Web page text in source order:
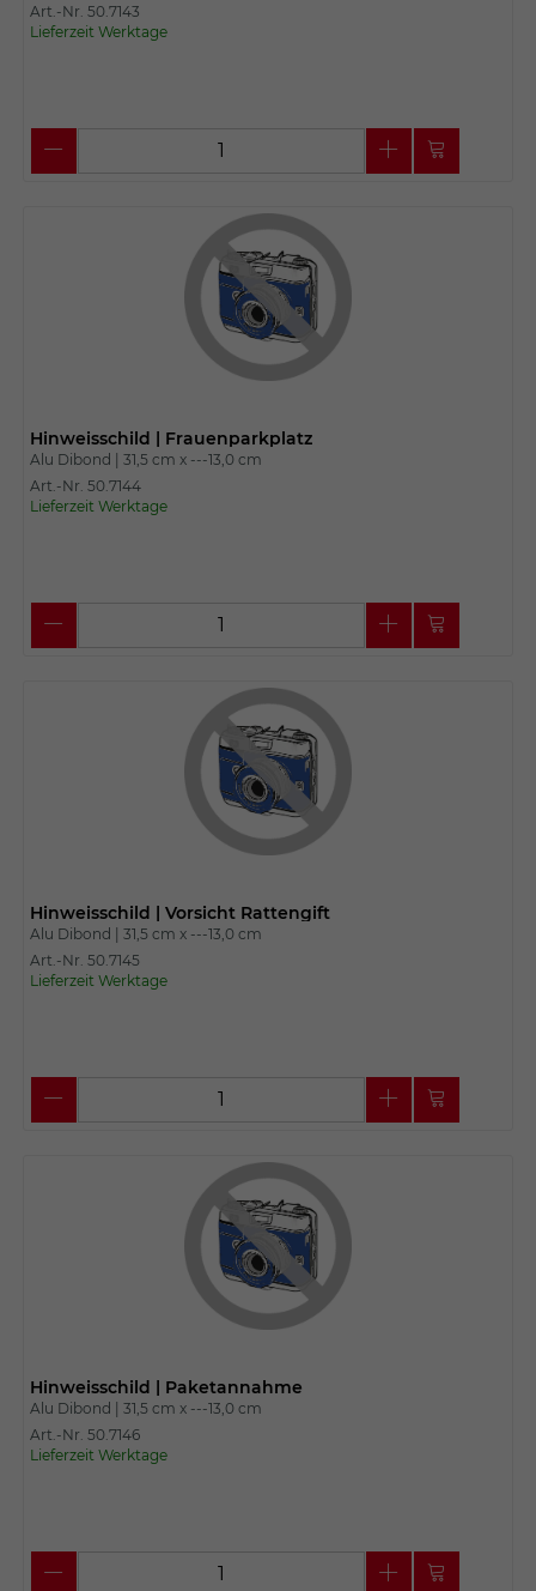
Art.-Nr. 50.7143
Lieferzeit Werktage
Hinweisschild | Frauenparkplatz
Alu Dibond | 31,5 cm x ---13,0 cm
Art.-Nr. 50.7144
Lieferzeit Werktage
Hinweisschild | Vorsicht Rattengift
Alu Dibond | 31,5 cm x ---13,0 cm
Art.-Nr. 50.7145
Lieferzeit Werktage
Hinweisschild | Paketannahme
Alu Dibond | 31,5 cm x ---13,0 cm
Art.-Nr. 50.7146
Lieferzeit Werktage